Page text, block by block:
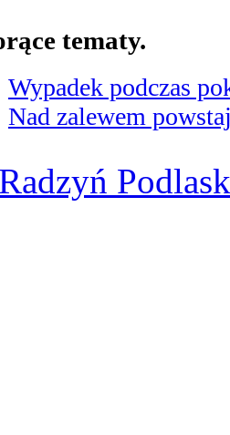
tematy.
Wypadek podczas
Nad zalewem